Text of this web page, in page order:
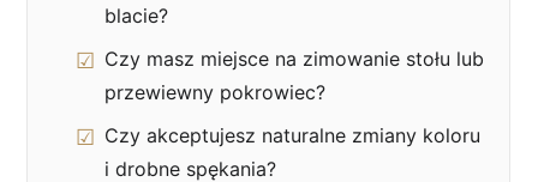
blacie?
Czy masz miejsce na zimowanie stołu lub
przewiewny pokrowiec?
Czy akceptujesz naturalne zmiany koloru
i drobne spękania?